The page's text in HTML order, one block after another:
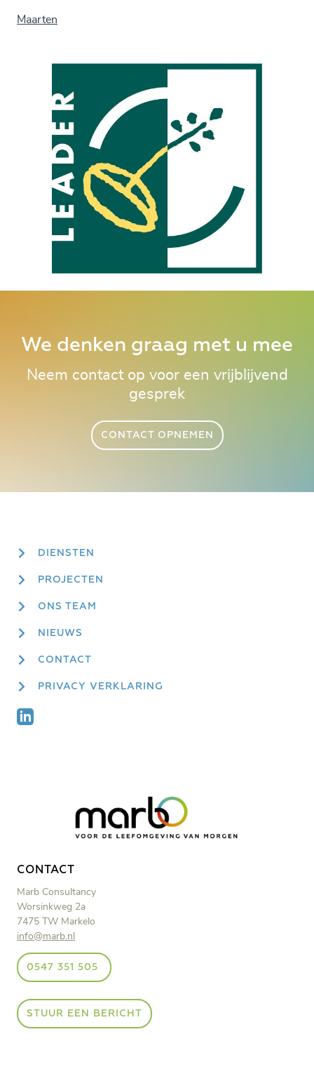
Maarten
We denken graag met u mee
Neem contact op voor een vrijblijvend
gesprek
CONTACT OPNEMEN
DIENSTEN
PROJECTEN
ONS TEAM
NIEUWS
CONTACT
PRIVACY VERKLARING
CONTACT
Marb Consultancy
Worsinkweg 2a
7475 TW Markelo
info@marb.nl
0547 351 505
STUUR EEN BERICHT